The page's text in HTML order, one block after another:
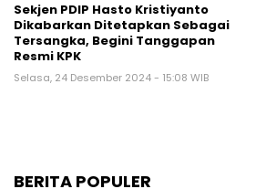
Sekjen PDIP Hasto Kristiyanto
Dikabarkan Ditetapkan Sebagai
Tersangka, Begini Tanggapan
Resmi KPK
Selasa, 24 Desember 2024 - 15:08 WIB
BERITA POPULER